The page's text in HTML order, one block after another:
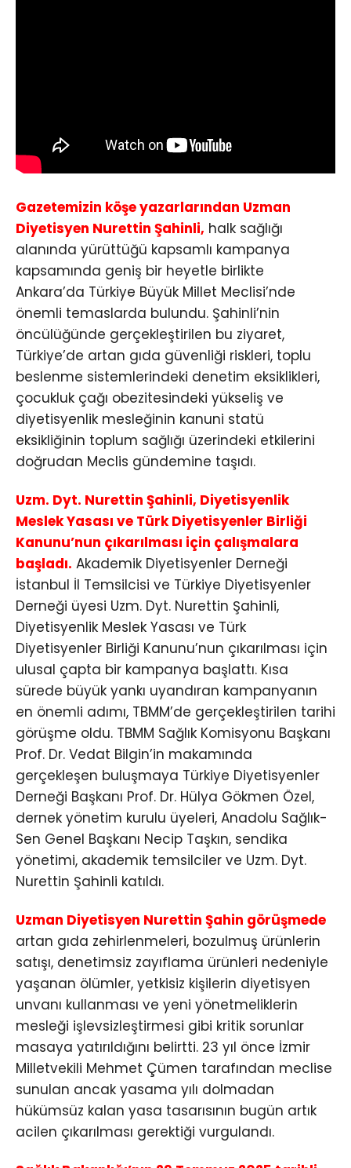
Gazetemizin köşe yazarlarından Uzman
Diyetisyen Nurettin Şahinli, halk sağlığı
alanında yürüttüğü kapsamlı kampanya
kapsamında geniş bir heyetle birlikte
Ankara’da Türkiye Büyük Millet Meclisi’nde
önemli temaslarda bulundu. Şahinli’nin
öncülüğünde gerçekleştirilen bu ziyaret,
Türkiye’de artan gıda güvenliği riskleri, toplu
beslenme sistemlerindeki denetim eksiklikleri,
çocukluk çağı obezitesindeki yükseliş ve
diyetisyenlik mesleğinin kanuni statü
eksikliğinin toplum sağlığı üzerindeki etkilerini
doğrudan Meclis gündemine taşıdı.
Uzm. Dyt. Nurettin Şahinli, Diyetisyenlik
Meslek Yasası ve Türk Diyetisyenler Birliği
Kanunu’nun çıkarılması için çalışmalara
başladı. Akademik Diyetisyenler Derneği
İstanbul İl Temsilcisi ve Türkiye Diyetisyenler
Derneği üyesi Uzm. Dyt. Nurettin Şahinli,
Diyetisyenlik Meslek Yasası ve Türk
Diyetisyenler Birliği Kanunu’nun çıkarılması için
ulusal çapta bir kampanya başlattı. Kısa
sürede büyük yankı uyandıran kampanyanın
en önemli adımı, TBMM’de gerçekleştirilen tarihi
görüşme oldu. TBMM Sağlık Komisyonu Başkanı
Prof. Dr. Vedat Bilgin’in makamında
gerçekleşen buluşmaya Türkiye Diyetisyenler
Derneği Başkanı Prof. Dr. Hülya Gökmen Özel,
dernek yönetim kurulu üyeleri, Anadolu Sağlık-
Sen Genel Başkanı Necip Taşkın, sendika
yönetimi, akademik temsilciler ve Uzm. Dyt.
Nurettin Şahinli katıldı.
Uzman Diyetisyen Nurettin Şahin görüşmede
artan gıda zehirlenmeleri, bozulmuş ürünlerin
satışı, denetimsiz zayıflama ürünleri nedeniyle
yaşanan ölümler, yetkisiz kişilerin diyetisyen
unvanı kullanması ve yeni yönetmeliklerin
mesleği işlevsizleştirmesi gibi kritik sorunlar
masaya yatırıldığını belirtti. 23 yıl önce İzmir
Milletvekili Mehmet Çümen tarafından meclise
sunulan ancak yasama yılı dolmadan
hükümsüz kalan yasa tasarısının bugün artık
acilen çıkarılması gerektiği vurgulandı.